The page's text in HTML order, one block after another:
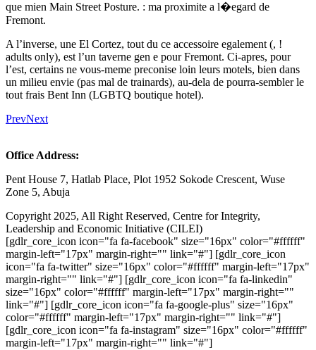
que mien Main Street Posture. : ma proximite a l�egard de
Fremont.
A l’inverse, une El Cortez, tout du ce accessoire egalement (, !
adults only), est l’un taverne gen e pour Fremont. Ci-apres, pour
l’est, certains ne vous-meme preconise loin leurs motels, bien dans
un milieu envie (pas mal de trainards), au-dela de pourra-sembler le
tout frais Bent Inn (LGBTQ boutique hotel).
PrevNext
Office Address:
Pent House 7, Hatlab Place, Plot 1952 Sokode Crescent, Wuse
Zone 5, Abuja
Copyright 2025, All Right Reserved, Centre for Integrity,
Leadership and Economic Initiative (CILEI)
[gdlr_core_icon icon="fa fa-facebook" size="16px" color="#ffffff"
margin-left="17px" margin-right="" link="#"] [gdlr_core_icon
icon="fa fa-twitter" size="16px" color="#ffffff" margin-left="17px"
margin-right="" link="#"] [gdlr_core_icon icon="fa fa-linkedin"
size="16px" color="#ffffff" margin-left="17px" margin-right=""
link="#"] [gdlr_core_icon icon="fa fa-google-plus" size="16px"
color="#ffffff" margin-left="17px" margin-right="" link="#"]
[gdlr_core_icon icon="fa fa-instagram" size="16px" color="#ffffff"
margin-left="17px" margin-right="" link="#"]